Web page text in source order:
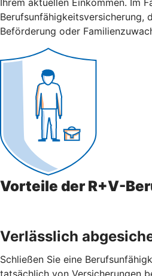
Berufsunfähigkeitsversicherung,
Beförderung oder
Vorteile der R+V-
Verlässlich
Schließen Sie eine
tatsächlich von Versicherungen